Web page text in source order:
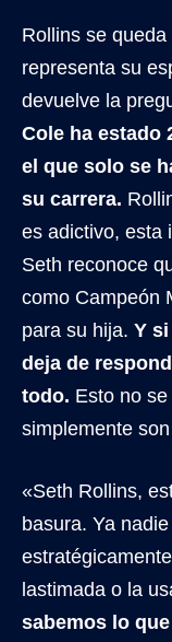
Rollins se
representa su
devuelve la
Cole ha estado
el que solo se
su carrera.
es adictivo, esta
Seth reconoce
como Campeón
para su hija. Y
deja de
todo. Esto no
simplemente
«Seth Rollins,
basura. Ya
lastimada o la
sabemos lo